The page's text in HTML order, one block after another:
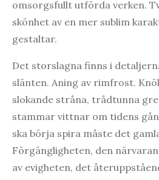
omsorgsfullt utförda verken.
skönhet av en mer sublim
gestaltar.
Det storslagna finns i
slänten. Aning av rimfrost.
slokande stråna, trådtunna
stammar vittnar om tidens
ska börja spira måste det
Förgängligheten, den
av evigheten, det